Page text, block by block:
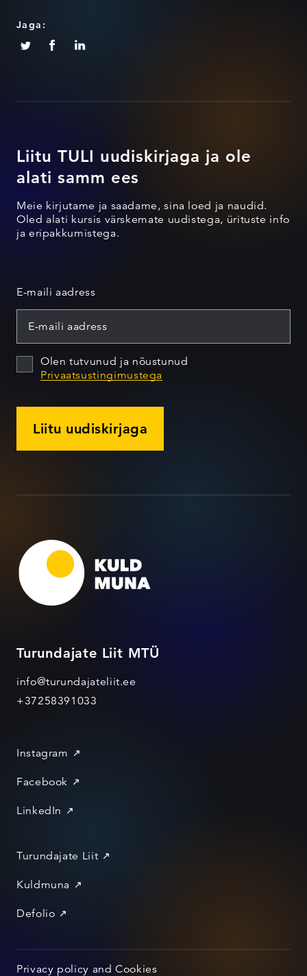
Jaga:
Liitu TULI uudiskirjaga ja ole
alati samm ees
Meie kirjutame ja saadame, sina loed ja naudid.
Oled alati kursis värskemate uudistega, ürituste info
ja eripakkumistega.
E-maili aadress
Olen tutvunud ja nõustunud
Privaatsustingimustega
Liitu uudiskirjaga
Turundajate Liit MTÜ
info@turundajateliit.ee
+37258391033
Instagram
Facebook
LinkedIn
Turundajate Liit
Kuldmuna
Defolio
Privacy policy and Cookies